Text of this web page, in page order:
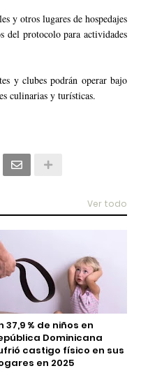
y otros lugares de hospedajes
del protocolo para actividades
y clubes podrán operar bajo
culinarias y turísticas.
Ver todo
37,9 % de niños en
Dominicana
castigo físico en sus
en 2025